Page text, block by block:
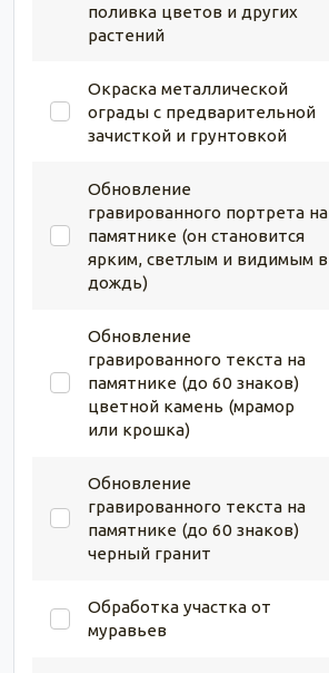
поливка цветов и других
растений
Окраска металлической
ограды с предварительной
зачисткой и грунтовкой
Обновление
гравированного портрета на
памятнике (он становится
ярким, светлым и видимым в
дождь)
Обновление
гравированного текста на
памятнике (до 60 знаков)
цветной камень (мрамор
или крошка)
Обновление
гравированного текста на
памятнике (до 60 знаков)
черный гранит
Обработка участка от
муравьев